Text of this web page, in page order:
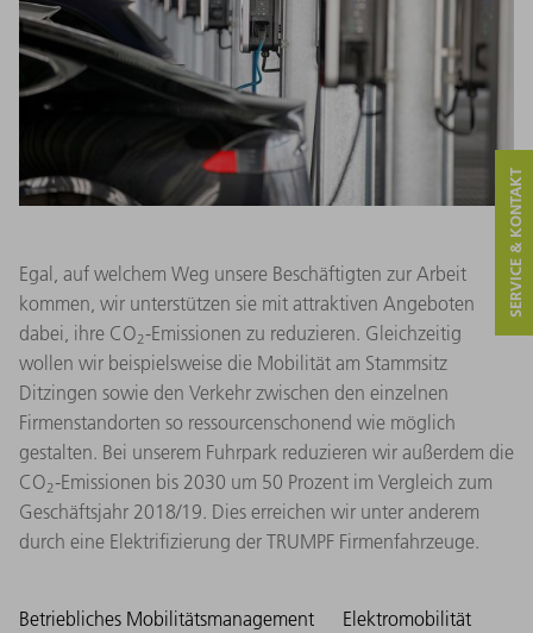
Egal, auf welchem Weg unsere Beschäftigten zur Arbeit
kommen, wir unterstützen sie mit attraktiven Angeboten
dabei, ihre CO2-Emissionen zu reduzieren. Gleichzeitig
wollen wir beispielsweise die Mobilität am Stammsitz
Ditzingen sowie den Verkehr zwischen den einzelnen
Firmenstandorten so ressourcenschonend wie möglich
gestalten. Bei unserem Fuhrpark reduzieren wir außerdem die
CO2-Emissionen bis 2030 um 50 Prozent im Vergleich zum
Geschäftsjahr 2018/19. Dies erreichen wir unter anderem
durch eine Elektrifizierung der TRUMPF Firmenfahrzeuge.
Betriebliches Mobilitätsmanagement
Elektromobilität
SERVICE & KONTAKT